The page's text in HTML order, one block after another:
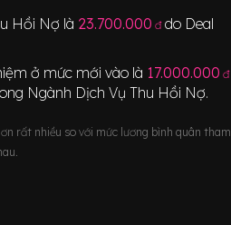
Hồi Nợ là 23.700.000 đdo Deal
ở mức mới vào là 17.000.000 đ
Ngành Dịch Vụ Thu Hồi Nợ.
rất nhiều so với mức lương bình quân tham